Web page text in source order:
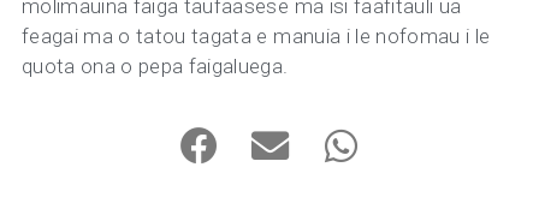
molimauina faiga taufaasese ma isi faafitauli ua
feagai ma o tatou tagata e manuia i le nofomau i le
quota ona o pepa faigaluega.